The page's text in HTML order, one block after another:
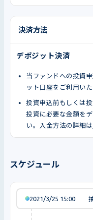
決済方法
デポジット決済
当ファンドへの投資
ット口座をご利用いた
投資申込前もしくは
投資に必要な金額を
い。入金方法の詳細は
スケジュール
2021/3/25 15:00